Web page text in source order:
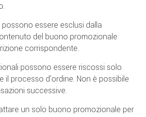
essere esclusi dalla
del buono promozionale
corrispondente.
possono essere riscossi solo
il processo d'ordine. Non è possibile
successive.
un solo buono promozionale per